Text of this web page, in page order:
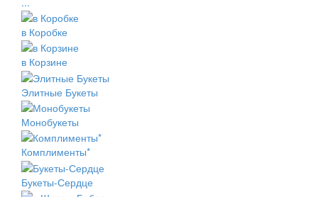
в Коробке
в Корзине
Элитные Букеты
Монобукеты
Комплименты*
Букеты-Сердце